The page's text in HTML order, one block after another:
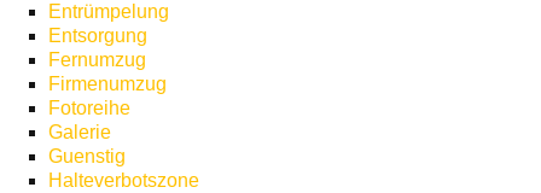
Entrümpelung
Entsorgung
Fernumzug
Firmenumzug
Fotoreihe
Galerie
Guenstig
Halteverbotszone